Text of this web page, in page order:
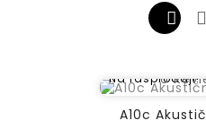
Na rasprodaji!
6
A10c